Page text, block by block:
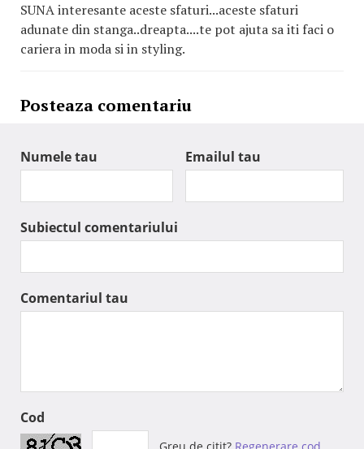
SUNA interesante aceste sfaturi...aceste sfaturi
adunate din stanga..dreapta....te pot ajuta sa iti faci o
cariera in moda si in styling.
Posteaza comentariu
Numele tau Emailul tau
Subiectul comentariului
Comentariul tau
Cod